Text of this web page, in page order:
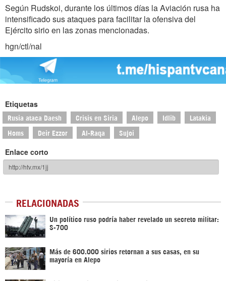
Según Rudskoi, durante los últimos días la Aviación rusa ha
intensificado sus ataques para facilitar la ofensiva del
Ejército sirio en las zonas mencionadas.
hgn/ctl/nal
Etiquetas
Rusia ataca Daesh Crisis en Siria Alepo Idlib Latakia
Homs Deir Ezzor Al-Raqa Sujoi
Enlace corto
RELACIONADAS
Un político ruso podría haber revelado un secreto militar:
S-700
Más de 600.000 sirios retornan a sus casas, en su
mayoría en Alepo